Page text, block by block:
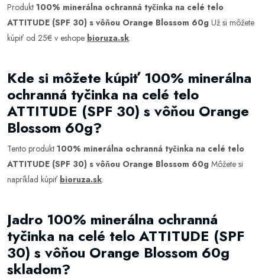
Produkt 100% minerálna ochranná tyčinka na celé telo
ATTITUDE (SPF 30) s vôňou Orange Blossom 60g Už si môžete
kúpiť od 25€ v eshope bioruza.sk.
Kde si môžete kúpiť 100% minerálna
ochranná tyčinka na celé telo
ATTITUDE (SPF 30) s vôňou Orange
Blossom 60g?
Tento produkt 100% minerálna ochranná tyčinka na celé telo
ATTITUDE (SPF 30) s vôňou Orange Blossom 60g Môžete si
napríklad kúpiť bioruza.sk.
Jadro 100% minerálna ochranná
tyčinka na celé telo ATTITUDE (SPF
30) s vôňou Orange Blossom 60g
skladom?